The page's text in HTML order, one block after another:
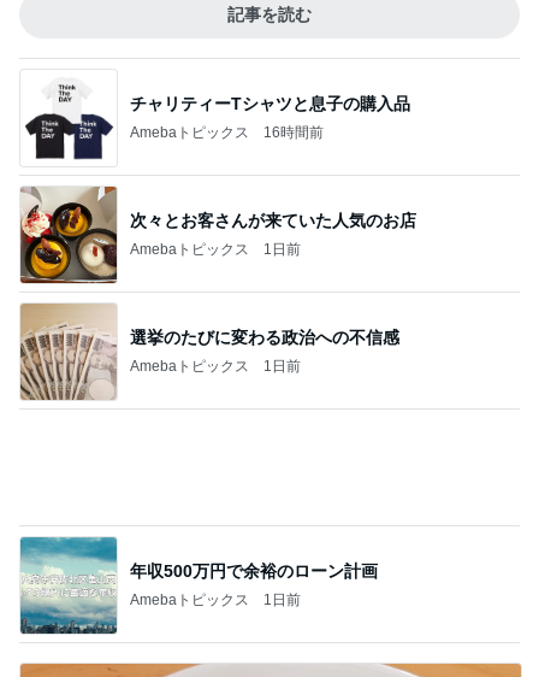
記事を読む
チャリティーTシャツと息子の購入品
Amebaトピックス 16時間前
次々とお客さんが来ていた人気のお店
Amebaトピックス 1日前
選挙のたびに変わる政治への不信感
Amebaトピックス 1日前
年収500万円で余裕のローン計画
Amebaトピックス 1日前